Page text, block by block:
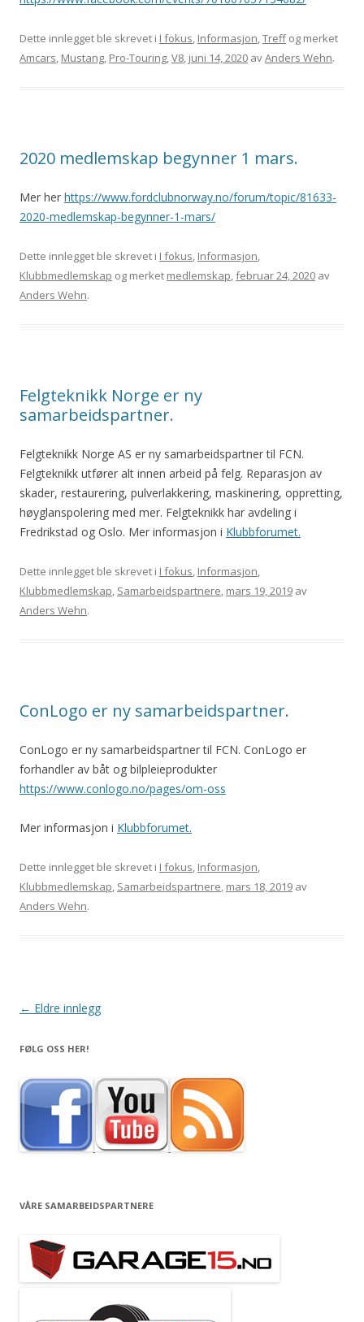
Dette innlegget ble skrevet i I fokus, Informasjon,Treffog merket
Amcars, Mustang, Pro-Touring,V8, juni 14, 2020 avAnders Wehn.
2020 medlemskap begynner 1 mars.
Mer her https://www.fordclubnorway.no/forum/topic/81633-
2020-medlemskap-begynner-1-mars/
Dette innlegget ble skrevet i I fokus, Informasjon,
Klubbmedlemskap og merket medlemskap,februar 24, 2020 av
Anders Wehn.
Felgteknikk Norge er ny
samarbeidspartner.
Felgteknikk Norge AS er ny samarbeidspartner til FCN.
Felgteknikk utfører alt innen arbeid på felg. Reparasjon av
skader, restaurering, pulverlakkering, maskinering, oppretting,
høyglanspolering med mer. Felgteknikk har avdeling i
Fredrikstad og Oslo. Mer informasjon i Klubbforumet.
Dette innlegget ble skrevet i I fokus, Informasjon,
Klubbmedlemskap, Samarbeidspartnere, mars 19, 2019 av
Anders Wehn.
ConLogo er ny samarbeidspartner.
ConLogo er ny samarbeidspartner til FCN. ConLogo er
forhandler av båt og bilpleieprodukter
https://www.conlogo.no/pages/om-oss
Mer informasjon i Klubbforumet.
Dette innlegget ble skrevet i I fokus, Informasjon,
Klubbmedlemskap, Samarbeidspartnere, mars 18, 2019 av
Anders Wehn.
Innleggsnavigasjon
← Eldre innlegg
FØLG OSS HER!
VÅRE SAMARBEIDSPARTNERE